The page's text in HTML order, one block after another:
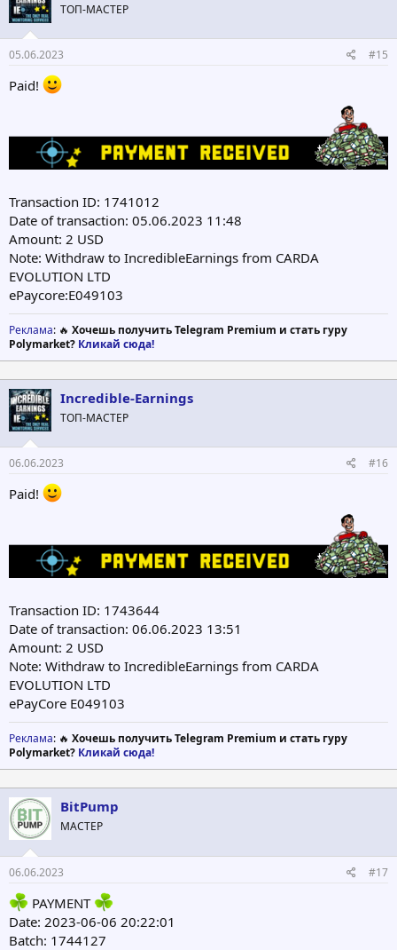
ТОП-МАСТЕР
05.06.2023 #15
Paid!
Transaction ID: 1741012
Date of transaction: 05.06.2023 11:48
Amount: 2 USD
Note: Withdraw to IncredibleEarnings from CARDA
EVOLUTION LTD
ePaycore:E049103
Реклама: 🔥 Хочешь получить Telegram Premium и стать гуру
Polymarket? Кликай сюда!
Incredible-Earnings
ТОП-МАСТЕР
06.06.2023 #16
Paid!
Transaction ID: 1743644
Date of transaction: 06.06.2023 13:51
Amount: 2 USD
Note: Withdraw to IncredibleEarnings from CARDA
EVOLUTION LTD
ePayCore E049103
Реклама: 🔥 Хочешь получить Telegram Premium и стать гуру
Polymarket? Кликай сюда!
BitPump
МАСТЕР
06.06.2023 #17
PAYMENT
Date: 2023-06-06 20:22:01
Batch: 1744127